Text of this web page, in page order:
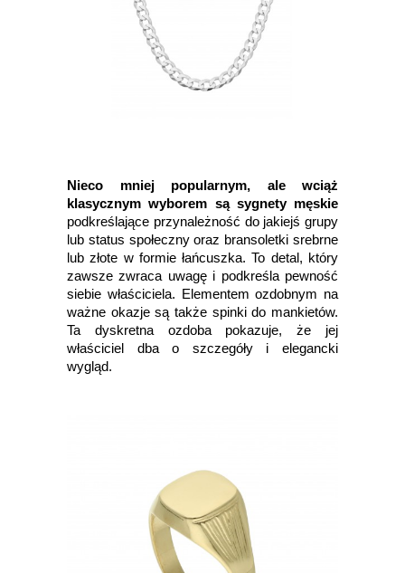
Nieco mniej popularnym, ale wciąż
klasycznym wyborem są sygnety męskie
podkreślające przynależność do jakiejś grupy
lub status społeczny oraz bransoletki srebrne
lub złote w formie łańcuszka. To detal, który
zawsze zwraca uwagę i podkreśla pewność
siebie właściciela. Elementem ozdobnym na
ważne okazje są także spinki do mankietów.
Ta dyskretna ozdoba pokazuje, że jej
właściciel dba o szczegóły i elegancki
wygląd.